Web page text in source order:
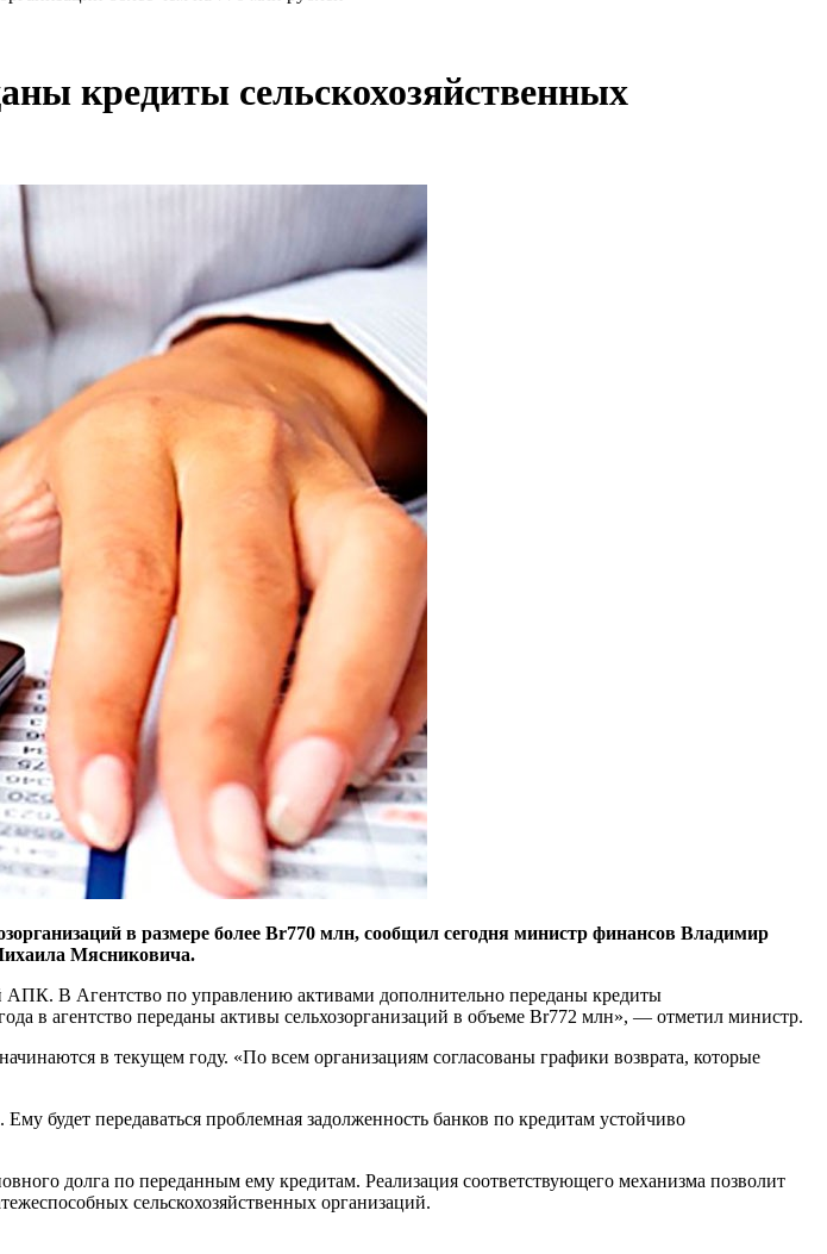
кредиты сельскохозяйственных
в размере более Br770 млн, сообщил сегодня министр финансов Владимир
Мясниковича.
АПК. В Агентство по управлению активами дополнительно переданы кредиты
в агентство переданы активы сельхозорганизаций в объеме Br772 млн», — отметил министр.
в текущем году. «По всем организациям согласованы графики возврата, которые
будет передаваться проблемная задолженность банков по кредитам устойчиво
долга по переданным ему кредитам. Реализация соответствующего механизма позволит
сельскохозяйственных организаций.